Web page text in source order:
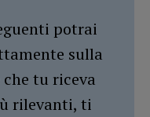
potrai
sulla
tu riceva
rilevanti, ti